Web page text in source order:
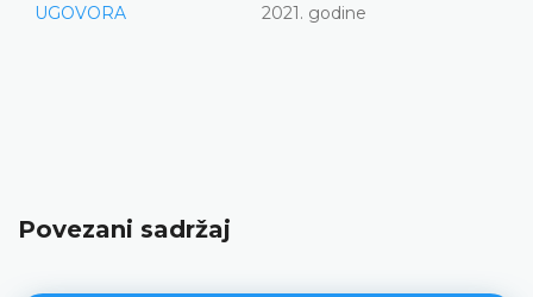
UGOVORA
2021. godine
Povezani sadržaj